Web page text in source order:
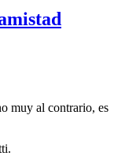
muy al contrario, es